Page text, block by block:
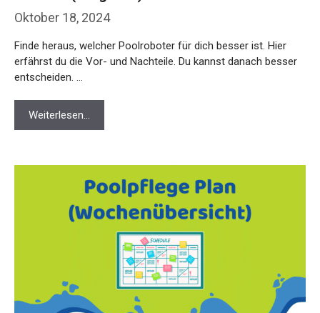
Oktober 18, 2024
Finde heraus, welcher Poolroboter für dich besser ist. Hier
erfährst du die Vor- und Nachteile. Du kannst danach besser
entscheiden. …
Weiterlesen…